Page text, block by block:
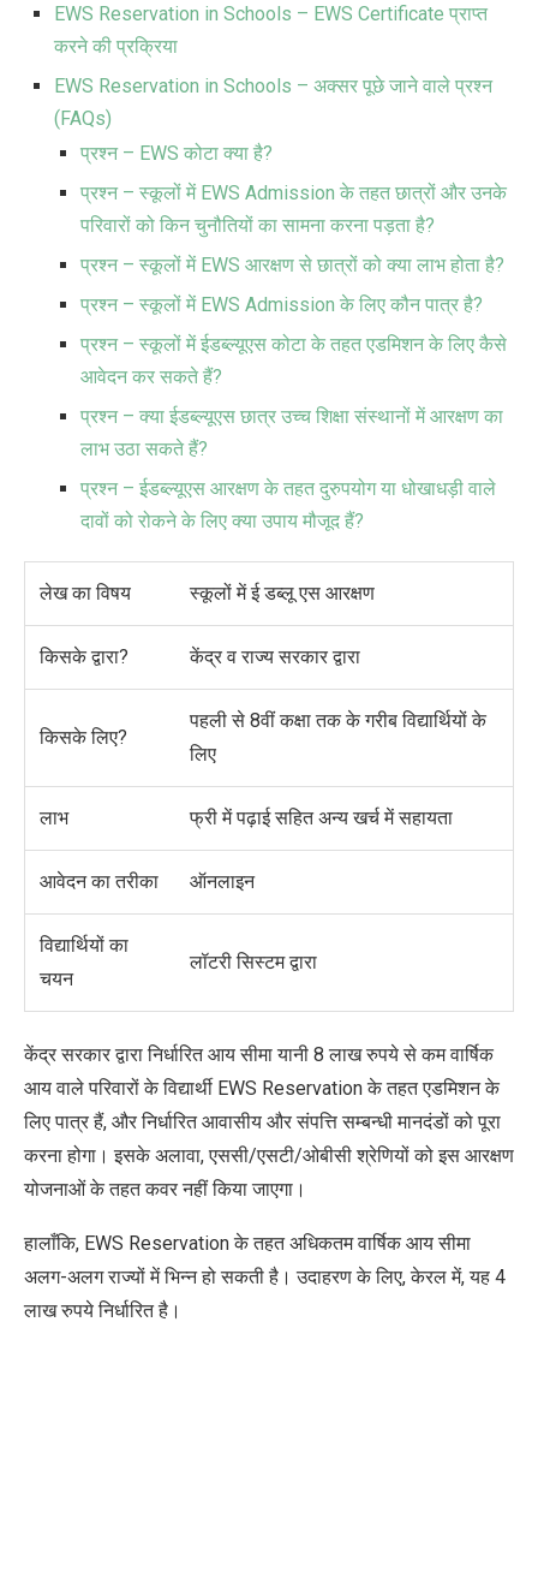
EWS Reservation in Schools – EWS Certificate प्राप्त
करने की प्रक्रिया
EWS Reservation in Schools – अक्सर पूछे जाने वाले प्रश्न
(FAQs)
प्रश्न – EWS कोटा क्या है?
प्रश्न – स्कूलों में EWS Admission के तहत छात्रों और उनके
परिवारों को किन चुनौतियों का सामना करना पड़ता है?
प्रश्न – स्कूलों में EWS आरक्षण से छात्रों को क्या लाभ होता है?
प्रश्न – स्कूलों में EWS Admission के लिए कौन पात्र है?
प्रश्न – स्कूलों में ईडब्ल्यूएस कोटा के तहत एडमिशन के लिए कैसे
आवेदन कर सकते हैं?
प्रश्न – क्या ईडब्ल्यूएस छात्र उच्च शिक्षा संस्थानों में आरक्षण का
लाभ उठा सकते हैं?
प्रश्न – ईडब्ल्यूएस आरक्षण के तहत दुरुपयोग या धोखाधड़ी वाले
दावों को रोकने के लिए क्या उपाय मौजूद हैं?
लेख का विषय स्कूलों में ई डब्लू एस आरक्षण
किसके द्वारा? केंद्र व राज्य सरकार द्वारा
किसके लिए?
पहली से 8वीं कक्षा तक के गरीब विद्यार्थियों के
लिए
लाभ फ्री में पढ़ाई सहित अन्य खर्च में सहायता
आवेदन का तरीका ऑनलाइन
विद्यार्थियों का
चयन
लॉटरी सिस्टम द्वारा
केंद्र सरकार द्वारा निर्धारित आय सीमा यानी 8 लाख रुपये से कम वार्षिक
आय वाले परिवारों के विद्यार्थी EWS Reservationके तहत एडमिशन के
लिए पात्र हैं, और निर्धारित आवासीय और संपत्ति सम्बन्धी मानदंडों को पूरा
करना होगा। इसके अलावा,एससी/एसटी/ओबीसी श्रेणियों को इस आरक्षण
योजनाओं के तहत कवर नहीं किया जाएगा।
हालाँकि, EWS Reservationके तहत अधिकतम वार्षिक आय सीमा
अलग-अलग राज्यों में भिन्न हो सकती है। उदाहरण के लिए,केरल में,यह 4
लाख रुपये निर्धारित है।